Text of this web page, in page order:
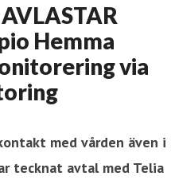
Hemma
via
med vården även i
tecknat avtal med Telia